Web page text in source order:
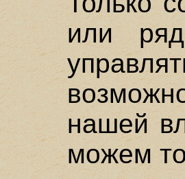
или
нашей
можем